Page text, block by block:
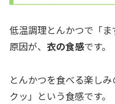
低温調理とんかつで「
原因が、 衣の食感です。
とんかつを食べる楽し
クッ」という食感です。